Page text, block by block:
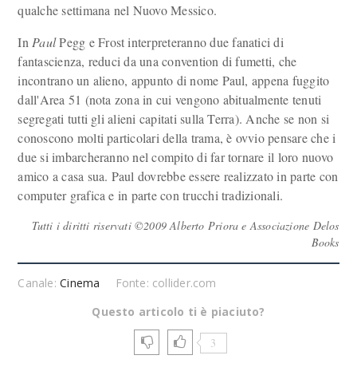
qualche settimana nel Nuovo Messico.
In PaulPegg e Frost interpreteranno due fanatici di
fantascienza, reduci da una convention di fumetti, che
incontrano un alieno, appunto di nome Paul, appena fuggito
dall'Area 51 (nota zona in cui vengono abitualmente tenuti
segregati tutti gli alieni capitati sulla Terra). Anche se non si
conoscono molti particolari della trama, è ovvio pensare che i
due si imbarcheranno nel compito di far tornare il loro nuovo
amico a casa sua. Paul dovrebbe essere realizzato in parte con
computer grafica e in parte con trucchi tradizionali.
Tutti i diritti riservati ©2009 Alberto Priora e Associazione Delos
Books
Canale:Cinema
Fonte: collider.com
Questo articolo ti è piaciuto?
3